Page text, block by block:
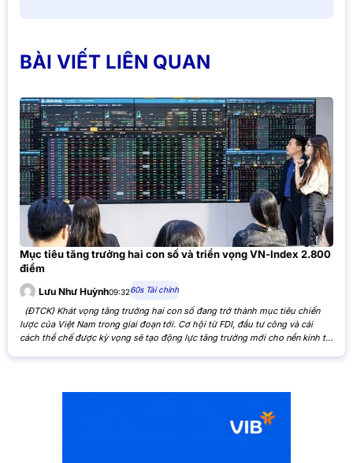
BÀI VIẾT LIÊN QUAN
Mục tiêu tăng trưởng hai con số và triển vọng VN-Index 2.800
điểm
Lưu Như Huỳnh09:3260s Tài chính
(ĐTCK) Khát vọng tăng trưởng hai con số đang trở thành mục tiêu chiến
lược của Việt Nam trong giai đoạn tới. Cơ hội từ FDI, đầu tư công và cải
cách thể chế được kỳ vọng sẽ tạo động lực tăng trưởng mới cho nền kinh tế,